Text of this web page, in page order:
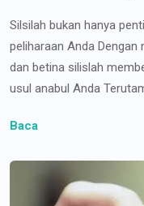
Silsilah bukan hanya
peliharaan Anda
dan betina silislah
usul anabul Anda
Baca